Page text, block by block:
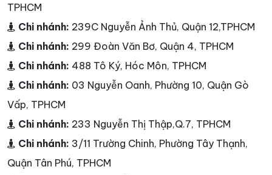
TPHCM
Chi nhánh: 239C Nguyễn Ảnh Thủ, Quận 12,TPHCM
Chi nhánh: 299 Đoàn Văn Bơ, Quận 4, TPHCM
Chi nhánh: 488 Tô Ký, Hóc Môn, TPHCM
Chi nhánh: 03 Nguyễn Oanh, Phường 10, Quận Gò
Vấp, TPHCM
Chi nhánh: 233 Nguyễn Thị Thập,Q.7, TPHCM
Chi nhánh: 3/11 Trường Chinh, Phường Tây Thạnh,
Quận Tân Phú, TPHCM